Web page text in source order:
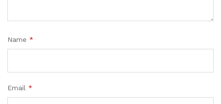
Name *
Email *